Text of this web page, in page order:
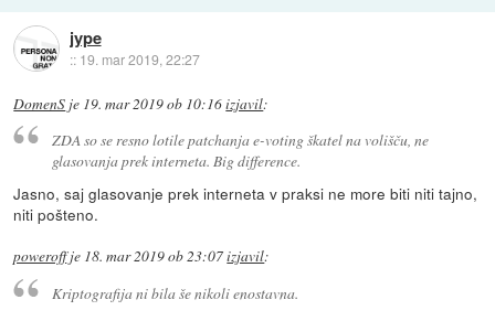
jype
:: 19. mar 2019, 22:27
DomenS je 19. mar 2019 ob 10:16izjavil:
ZDA so se resno lotile patchanja e-voting škatel na volišču, ne
glasovanja prek interneta. Big difference.
Jasno, saj glasovanje prek interneta v praksi ne more biti niti tajno,
niti pošteno.
poweroffje 18. mar 2019 ob 23:07izjavil:
Kriptografija ni bila še nikoli enostavna.